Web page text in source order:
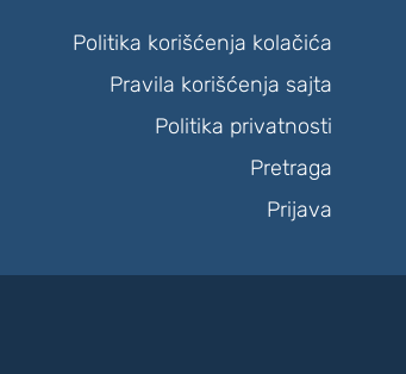
Politika korišćenja kolačića
Pravila korišćenja sajta
Politika privatnosti
Pretraga
Prijava